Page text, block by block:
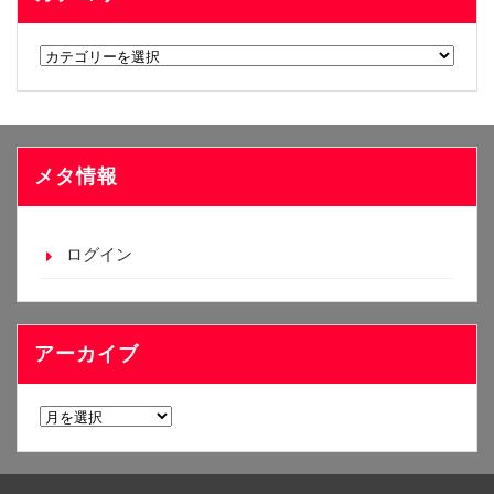
カ
リ
ー
メタ情報
ログイン
アーカイブ
ア